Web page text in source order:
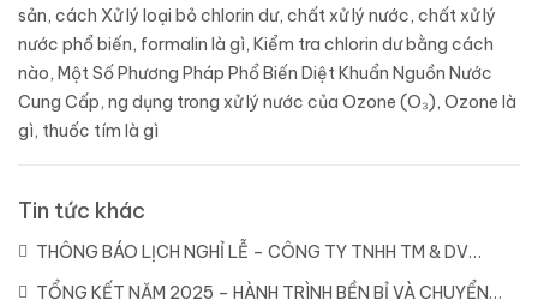
sản, cách Xử lý loại bỏ chlorin dư, chất xử lý nước, chất xử lý
nước phổ biến, formalin là gì, Kiểm tra chlorin dư bằng cách
nào, Một Số Phương Pháp Phổ Biến Diệt Khuẩn Nguồn Nước
Cung Cấp, ng dụng trong xử lý nước của Ozone (O₃), Ozone là
gì, thuốc tím là gì
Tin tức khác
THÔNG BÁO LỊCH NGHỈ LỄ – CÔNG TY TNHH TM & DV
DYLAN (21/04/2026)
TỔNG KẾT NĂM 2025 – HÀNH TRÌNH BỀN BỈ VÀ CHUYỂN